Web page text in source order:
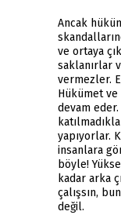
Ancak
ve ortaya
saklanırlar
vermezler.
Hükümet ve
devam
yapıyorlar.
insanlara
böyle!
kadar arka
çalışsın,
değil.